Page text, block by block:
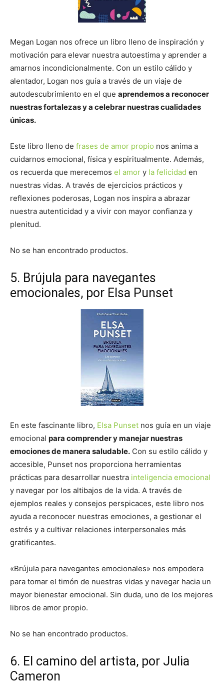
Megan Logan nos ofrece un libro lleno de inspiración y
motivación para elevar nuestra autoestima y aprender a
amarnos incondicionalmente. Con un estilo cálido y
alentador, Logan nos guía a través de un viaje de
autodescubrimiento en el que aprendemos a reconocer
nuestras fortalezas y a celebrar nuestras cualidades
únicas.
Este libro lleno de frases de amor propio nos anima a
cuidarnos emocional, física y espiritualmente. Además,
os recuerda que merecemos el amor y la felicidad en
nuestras vidas. A través de ejercicios prácticos y
reflexiones poderosas, Logan nos inspira a abrazar
nuestra autenticidad y a vivir con mayor confianza y
plenitud.
No se han encontrado productos.
5. Brújula para navegantes
emocionales, por Elsa Punset
En este fascinante libro, Elsa Punset nos guía en un viaje
emocional para comprender y manejar nuestras
emociones de manera saludable. Con su estilo cálido y
accesible, Punset nos proporciona herramientas
prácticas para desarrollar nuestra inteligencia emocional
y navegar por los altibajos de la vida. A través de
ejemplos reales y consejos perspicaces, este libro nos
ayuda a reconocer nuestras emociones, a gestionar el
estrés y a cultivar relaciones interpersonales más
gratificantes.
«Brújula para navegantes emocionales» nos empodera
para tomar el timón de nuestras vidas y navegar hacia un
mayor bienestar emocional. Sin duda, uno de los mejores
libros de amor propio.
No se han encontrado productos.
6. El camino del artista, por Julia
Cameron